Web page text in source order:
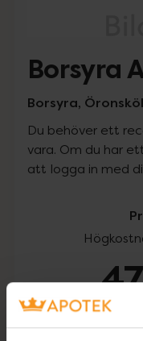
Borsyra
Borsyra,
Du behöver ett
vara. Om du har
att logga in med